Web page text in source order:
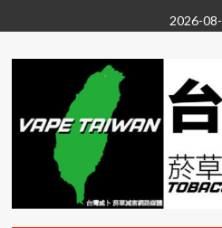
to
content
2026-